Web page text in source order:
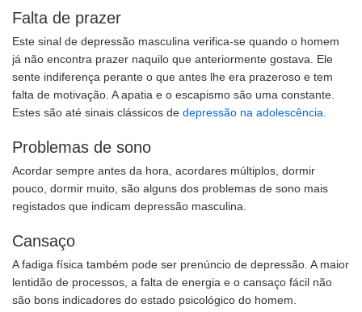
Falta de prazer
Este sinal de depressão masculina verifica-se quando o homem
já não encontra prazer naquilo que anteriormente gostava. Ele
sente indiferença perante o que antes lhe era prazeroso e tem
falta de motivação. A apatia e o escapismo são uma constante.
Estes são até sinais clássicos de depressão na adolescência
Problemas de sono
Acordar sempre antes da hora, acordares múltiplos, dormir
pouco, dormir muito, são alguns dos problemas de sono mais
registados que indicam depressão masculina.
Cansaço
A fadiga física também pode ser prenúncio de depressão. A maior
lentidão de processos, a falta de energia e o cansaço fácil não
são bons indicadores do estado psicológico do homem.